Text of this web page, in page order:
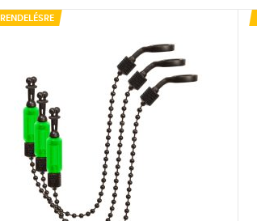
RENDELÉSRE